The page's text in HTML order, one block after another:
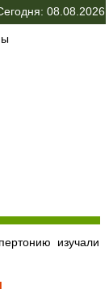
08.08.2026
изучали